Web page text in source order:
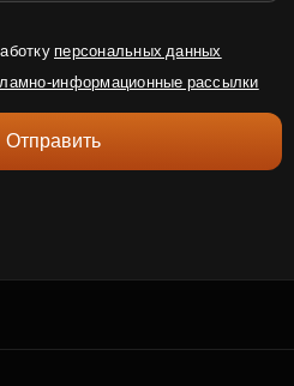
персональных данных
информационные рассылки
Отправить